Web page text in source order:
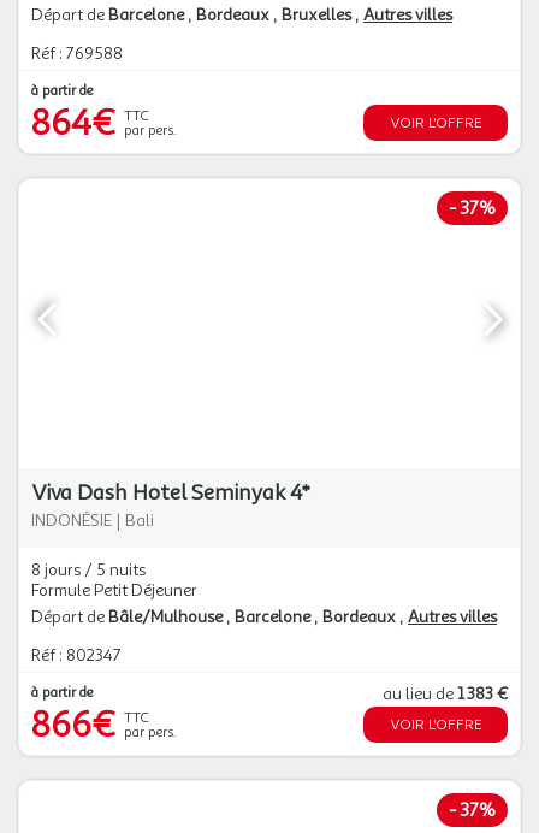
Départ de Barcelone Bordeaux Bruxelles Autres villes
Réf : 769588
à partir de
864€ TTC
par pers.
VOIR L'OFFRE
-37%
Viva Dash Hotel Seminyak 4*
INDONÉSIE | Bali
8 jours / 5 nuits
Formule Petit Déjeuner
Départ de Bâle/Mulhouse Barcelone Bordeaux Autres villes
Réf : 802347
à partir de
866€ TTC
par pers.
au lieu de1 383 €
VOIR L'OFFRE
-37%